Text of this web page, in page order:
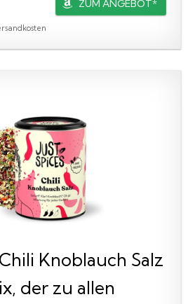
ZUM ANGEBOT*
Knoblauch Salz
der zu allen